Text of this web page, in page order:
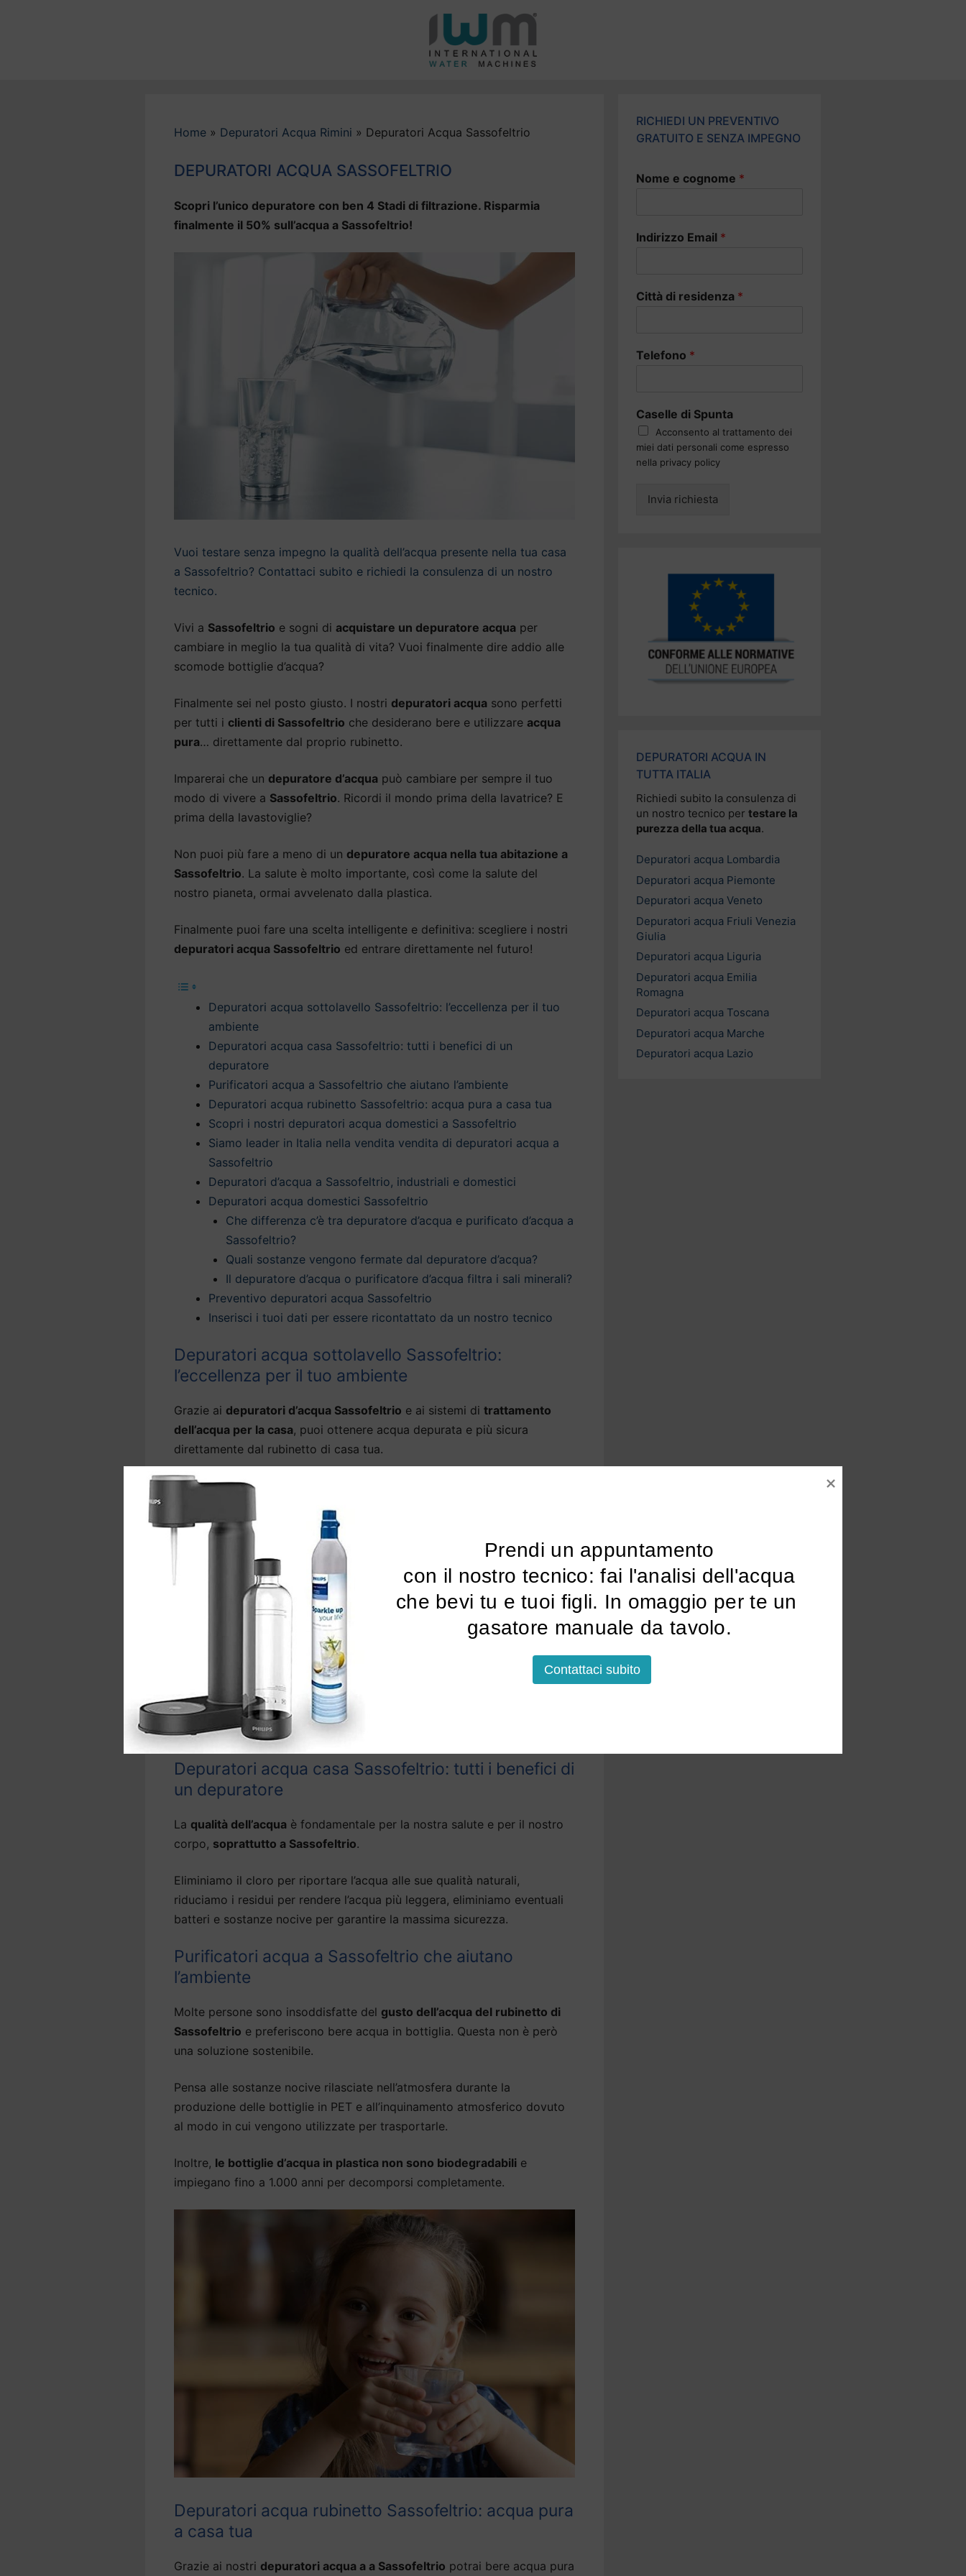
Home » Depuratori Acqua Rimini » Depuratori Acqua Sassofeltrio
DEPURATORI ACQUA SASSOFELTRIO
Scopri l’unico depuratore con ben 4 Stadi di filtrazione. Risparmia
finalmente il 50% sull’acqua a Sassofeltrio!
Vuoi testare senza impegno la qualità dell’acqua presente nella tua casa
a Sassofeltrio? Contattaci subito e richiedi la consulenza di un nostro
tecnico.
Vivi a Sassofeltrio e sogni di acquistare un depuratore acqua per
cambiare in meglio la tua qualità di vita? Vuoi finalmente dire addio alle
scomode bottiglie d’acqua?
Finalmente sei nel posto giusto. I nostri depuratori acqua sono perfetti
per tutti i clienti di Sassofeltrio che desiderano bere e utilizzare acqua
pura… direttamente dal proprio rubinetto.
Imparerai che un depuratore d’acqua può cambiare per sempre il tuo
modo di vivere a Sassofeltrio. Ricordi il mondo prima della lavatrice? E
prima della lavastoviglie?
Non puoi più fare a meno di un depuratore acqua nella tua abitazione a
Sassofeltrio. La salute è molto importante, così come la salute del
nostro pianeta, ormai avvelenato dalla plastica.
Finalmente puoi fare una scelta intelligente e definitiva: scegliere i nostri
depuratori acqua Sassofeltrio ed entrare direttamente nel futuro!
Depuratori acqua sottolavello Sassofeltrio: l’eccellenza per il tuo
ambiente
Depuratori acqua casa Sassofeltrio: tutti i benefici di un
depuratore
Purificatori acqua a Sassofeltrio che aiutano l’ambiente
Depuratori acqua rubinetto Sassofeltrio: acqua pura a casa tua
Scopri i nostri depuratori acqua domestici a Sassofeltrio
Siamo leader in Italia nella vendita vendita di depuratori acqua a
Sassofeltrio
Depuratori d’acqua a Sassofeltrio, industriali e domestici
Depuratori acqua domestici Sassofeltrio
Che differenza c’è tra depuratore d’acqua e purificato d’acqua a
Sassofeltrio?
Quali sostanze vengono fermate dal depuratore d’acqua?
Il depuratore d’acqua o purificatore d’acqua filtra i sali minerali?
Preventivo depuratori acqua Sassofeltrio
Inserisci i tuoi dati per essere ricontattato da un nostro tecnico
Depuratori acqua sottolavello Sassofeltrio:
l’eccellenza per il tuo ambiente
Grazie ai depuratori d’acqua Sassofeltrio e ai sistemi di trattamento
dell’acqua per la casa, puoi ottenere acqua depurata e più sicura
direttamente dal rubinetto di casa tua.
La nostra tecnologia offre una vasta gamma di sistemi di
rubinetto , eliminando l’odore del cloro e ogni traccia di sostanze nocive
come arsenico, metalli pesanti, pfas, piombo e pesticidi.
Molti modelli didepuratori per acqua di rubinetto a Sassofeltriosono in
grado anche di abbattere i residui fissi, rendendo l’acqua molto leggera.
La gamma comprende anche soluzioni che erogano, tramite il depuratore
d’acqua precedentemente installato, acqua bollente, fredda o frizzante.
A seconda del sistema, l’installazione a Sassofeltrio
sopra o sotto il lavello e, per alcuni modelli, anche sotto la base della
cucina.
Depuratori acqua casa Sassofeltrio: tutti i benefici di
un depuratore
La qualità dell’acqua è fondamentale per la nostra salute e per il nostro
corpo, soprattutto a Sassofeltrio.
Eliminiamo il cloro per riportare l’acqua alle sue qualità naturali,
riduciamo i residui per rendere l’acqua più leggera, eliminiamo eventuali
batteri e sostanze nocive per garantire la massima sicurezza.
Purificatori acqua a Sassofeltrio che aiutano
l’ambiente
Molte persone sono insoddisfatte del gusto dell’acqua del rubinetto di
Sassofeltrio e preferiscono bere acqua in bottiglia. Questa non è però
una soluzione sostenibile.
Pensa alle sostanze nocive rilasciate nell’atmosfera durante la
produzione delle bottiglie in PET e all’inquinamento atmosferico dovuto
al modo in cui vengono utilizzate per trasportarle.
Inoltre, le bottiglie d’acqua in plastica non sono biodegradabili e
impiegano fino a 1.000 anni per decomporsi completamente.
Depuratori acqua rubinetto Sassofeltrio: acqua pura
a casa tua
Grazie ai nostri depuratori acqua a a Sassofeltrio potrai bere acqua pura
RICHIEDI UN PREVENTIVO
GRATUITO E SENZA IMPEGNO
Nome e cognome *
Indirizzo Email *
Città di residenza *
Telefono *
Caselle di Spunta
Acconsento al trattamento dei
miei dati personali come espresso
nella privacy policy
Invia richiesta
DEPURATORI ACQUA IN
TUTTA ITALIA
Richiedi subito la consulenza di
un nostro tecnico per testare la
purezza della tua acqua.
Depuratori acqua Lombardia
Depuratori acqua Piemonte
Depuratori acqua Veneto
Depuratori acqua Friuli Venezia
Giulia
Depuratori acqua Liguria
Depuratori acqua Emilia
Romagna
Depuratori acqua Toscana
Depuratori acqua Marche
Depuratori acqua Lazio
Prendi un appuntamento
che bevi tu e tuoi figli. In omaggio per te un
gasatore manuale da tavolo.
Contattaci subito